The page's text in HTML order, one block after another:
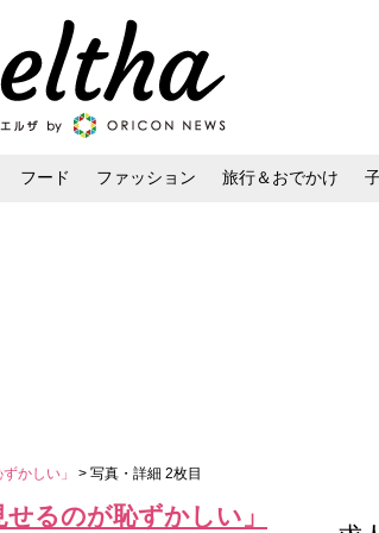
フード ファッション 旅行＆おでかけ
かしい」 > 写真・詳細 2枚目
るのが恥ずかしい」